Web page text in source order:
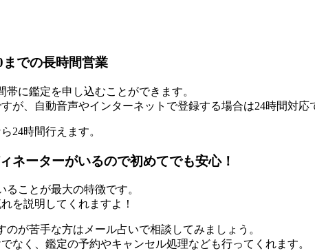
での長時間営業
帯に鑑定を申し込むことができます。
が、自動音声やインターネットで登録する場合は24時間対応
24時間行えます。
ネーターがいるので初めてでも安心！
ることが最大の特徴です。
を説明してくれますよ！
のが苦手な方はメール占いで相談してみましょう。
なく、鑑定の予約やキャンセル処理なども行ってくれます。